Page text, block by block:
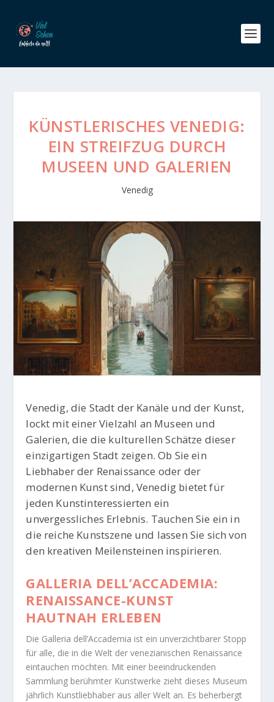
KÜNSTLERISCHES VENEDIG:
EIN STREIFZUG DURCH
MUSEEN UND GALERIEN
Venedig
Venedig, die Stadt der Kanäle und der Kunst,
lockt mit einer Vielzahl an Museen und
Galerien, die die kulturellen Schätze dieser
einzigartigen Stadt zeigen. Ob Sie ein
Liebhaber der Renaissance oder der
modernen Kunst sind, Venedig bietet für
jeden Kunstinteressierten ein
unvergessliches Erlebnis. Tauchen Sie ein in
die reiche Kunstszene und lassen Sie sich von
den kreativen Meilensteinen inspirieren.
GALLERIA DELL’ACCADEMIA:
RENAISSANCE-KUNST
HAUTNAH ERLEBEN
Die Galleria dell’Accademia ist ein unverzichtbarer Stopp
für alle, die in die Welt der venezianischen Renaissance
eintauchen möchten. Mit einer beeindruckenden
Sammlung berühmter Kunstwerke zieht dieses Museum
jährlich Kunstliebhaber aus aller Welt an. Es beherbergt